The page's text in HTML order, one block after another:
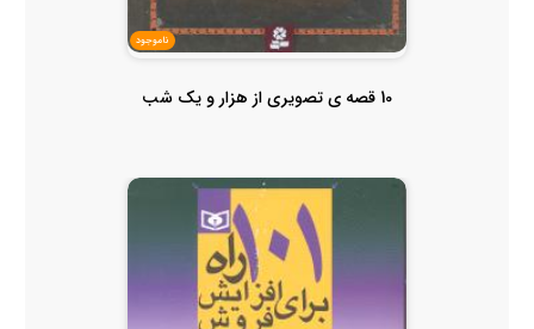
ناموجود
10 قصه ی تصویری از هزار و یک شب